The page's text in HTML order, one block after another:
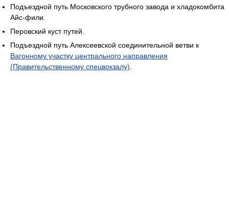
Подъездной путь Московского трубного завода и хладокомбита
Айс-фили.
Перовский куст путей.
Подъездной путь Алексеевской соединительной ветви к
Вагонному участку центрального направления
(Правительственному спецвокзалу).